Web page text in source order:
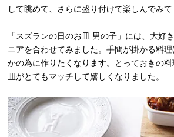
して眺めて、さらに盛り付けて楽しんでみて
「スズランの日のお皿 男の子」には、大好
ニアを合わせてみました。手間が掛かる料
かの為に作りたくなります。とっておきの
皿がとてもマッチして嬉しくなりました。